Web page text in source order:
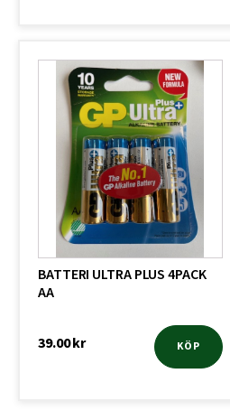
BATTERI ULTRA PLUS 4PACK
AA
39.00kr KÖP